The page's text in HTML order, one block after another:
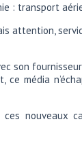
: transport
attention,
son
ce média
nouveaux